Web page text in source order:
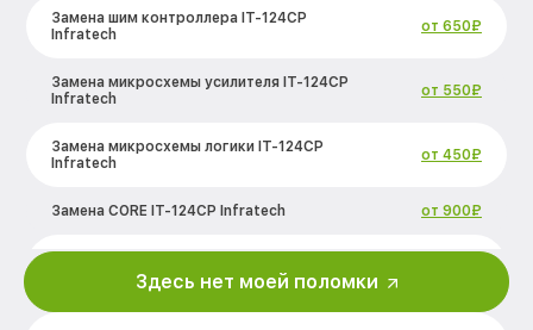
Замена шим контроллера IT-124CP
Infratech
от 650₽
Замена микросхемы усилителя IT-124CP
Infratech
от 550₽
Замена микросхемы логики IT-124CP
Infratech
от 450₽
Замена CORE IT-124CP Infratech от 900₽
других устройств IT-124CP Infratech
Здесь нет моей поломки